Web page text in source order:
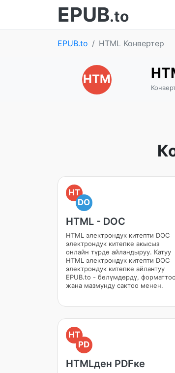
EPUB.to
EPUB.to HTML Конвертер
HTM
HT
DO
HTML - DOC
HTML электрондук китепти DOC
электрондук китепке акысыз
онлайн түрдө айландыруу. Катуу
HTML электрондук китепти DOC
электрондук китепке айлантуу
EPUB.to - бөлүмдөрдү, форматтоо
жана мазмунду сактоо менен.
HT
PD
HTMLден PDFке